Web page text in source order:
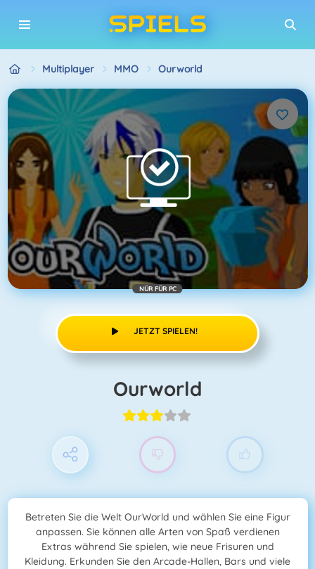
Multiplayer MMO Ourworld
NÜR FÜR PC
JETZT SPIELEN!
Ourworld
Betreten Sie die Welt OurWorld und wählen Sie eine Figur
anpassen. Sie können alle Arten von Spaß verdienen
Extras während Sie spielen, wie neue Frisuren und
Kleidung. Erkunden Sie den Arcade-Hallen, Bars und viele